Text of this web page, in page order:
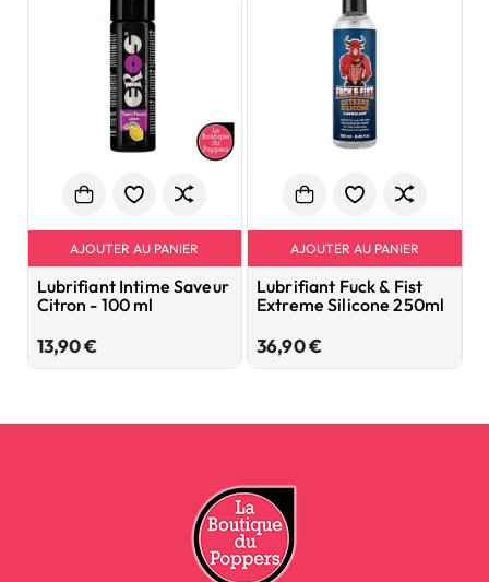
AJOUTER AU PANIER
Lubrifiant Intime Saveur
Citron - 100 ml
13,90 €Prix
AJOUTER AU PANIER
Lubrifiant Fuck & Fist
Extreme Silicone 250ml
36,90 €Prix